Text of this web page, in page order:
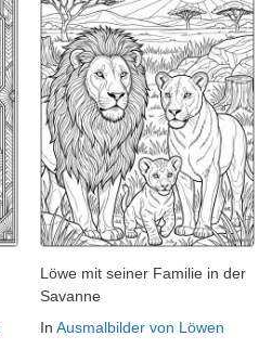
Löwe mit seiner Familie in der
Savanne
In Ausmalbilder von Löwen